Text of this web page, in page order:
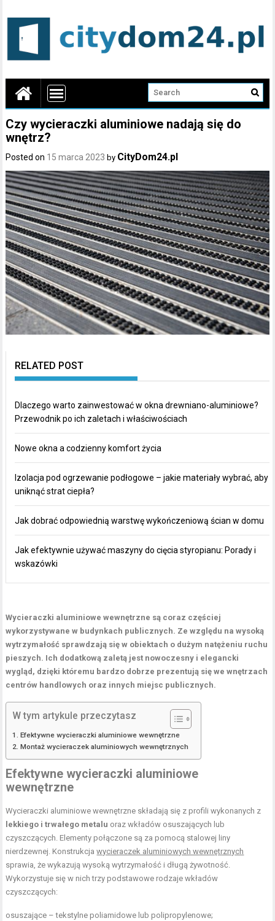
Czy wycieraczki aluminiowe nadają się do
wnętrz?
Posted on 15 marca 2023 by CityDom24.pl
RELATED POST
Dlaczego warto zainwestować w okna drewniano-aluminiowe?
Przewodnik po ich zaletach i właściwościach
Nowe okna a codzienny komfort życia
Izolacja pod ogrzewanie podłogowe – jakie materiały wybrać, aby
uniknąć strat ciepła?
Jak dobrać odpowiednią warstwę wykończeniową ścian w domu
Jak efektywnie używać maszyny do cięcia styropianu: Porady i
wskazówki
Wycieraczki aluminiowe wewnętrzne są coraz częściej
wykorzystywane w budynkach publicznych. Ze względu na wysoką
wytrzymałość sprawdzają się w obiektach o dużym natężeniu ruchu
pieszych. Ich dodatkową zaletą jest nowoczesny i elegancki
wygląd, dzięki któremu bardzo dobrze prezentują się we wnętrzach
centrów handlowych oraz innych miejsc publicznych.
W tym artykule przeczytasz
Efektywne wycieraczki aluminiowe wewnętrzne
Montaż wycieraczek aluminiowych wewnętrznych
Efektywne wycieraczki aluminiowe
wewnętrzne
Wycieraczki aluminiowe wewnętrzne składają się z profili wykonanych z
lekkiego i trwałego metalu oraz wkładów osuszających lub
czyszczących. Elementy połączone są za pomocą stalowej liny
nierdzewnej. Konstrukcjawycieraczek aluminiowych wewnętrznych
sprawia, że wykazują wysoką wytrzymałość i długą żywotność.
Wykorzystuje się w nich trzy podstawowe rodzaje wkładów
czyszczących:
osuszające – tekstylne poliamidowe lub polipropylenowe;